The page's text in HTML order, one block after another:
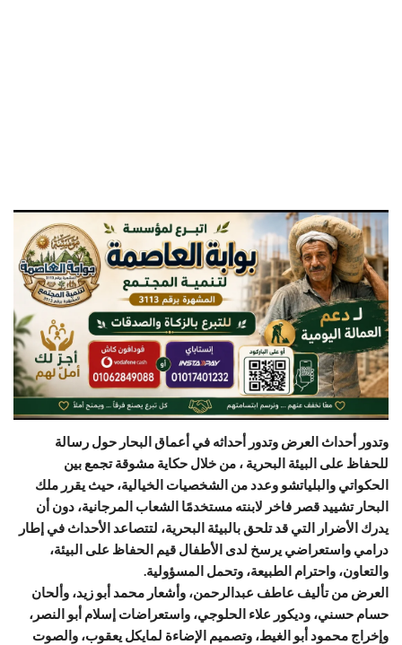
وتدور أحداث العرض وتدور أحداثه في أعماق البحار حول رسالة
للحفاظ على البيئة البحرية ، من خلال حكاية مشوقة تجمع بين
الحكواتي والبلياتشو وعدد من الشخصيات الخيالية، حيث يقرر ملك
البحار تشييد قصر فاخر لابنته مستخدمًا الشعاب المرجانية، دون أن
يدرك الأضرار التي قد تلحق بالبيئة البحرية، لتتصاعد الأحداث في إطار
درامي واستعراضي يرسخ لدى الأطفال قيم الحفاظ على البيئة،
والتعاون، واحترام الطبيعة، وتحمل المسؤولية.
العرض من تأليف عاطف عبدالرحمن، وأشعار محمد أبو زيد، وألحان
حسام حسني، وديكور علاء الحلوجي، واستعراضات إسلام أبو النصر،
وإخراج محمود أبو الغيط، وتصميم الإضاءة لمايكل يعقوب، والصوت